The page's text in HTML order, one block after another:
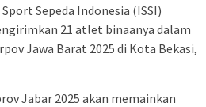
Sepeda Indonesia (ISSI)
21 atlet binaanya dalam
Jawa Barat 2025 di Kota Bekasi,
Jabar 2025 akan memainkan